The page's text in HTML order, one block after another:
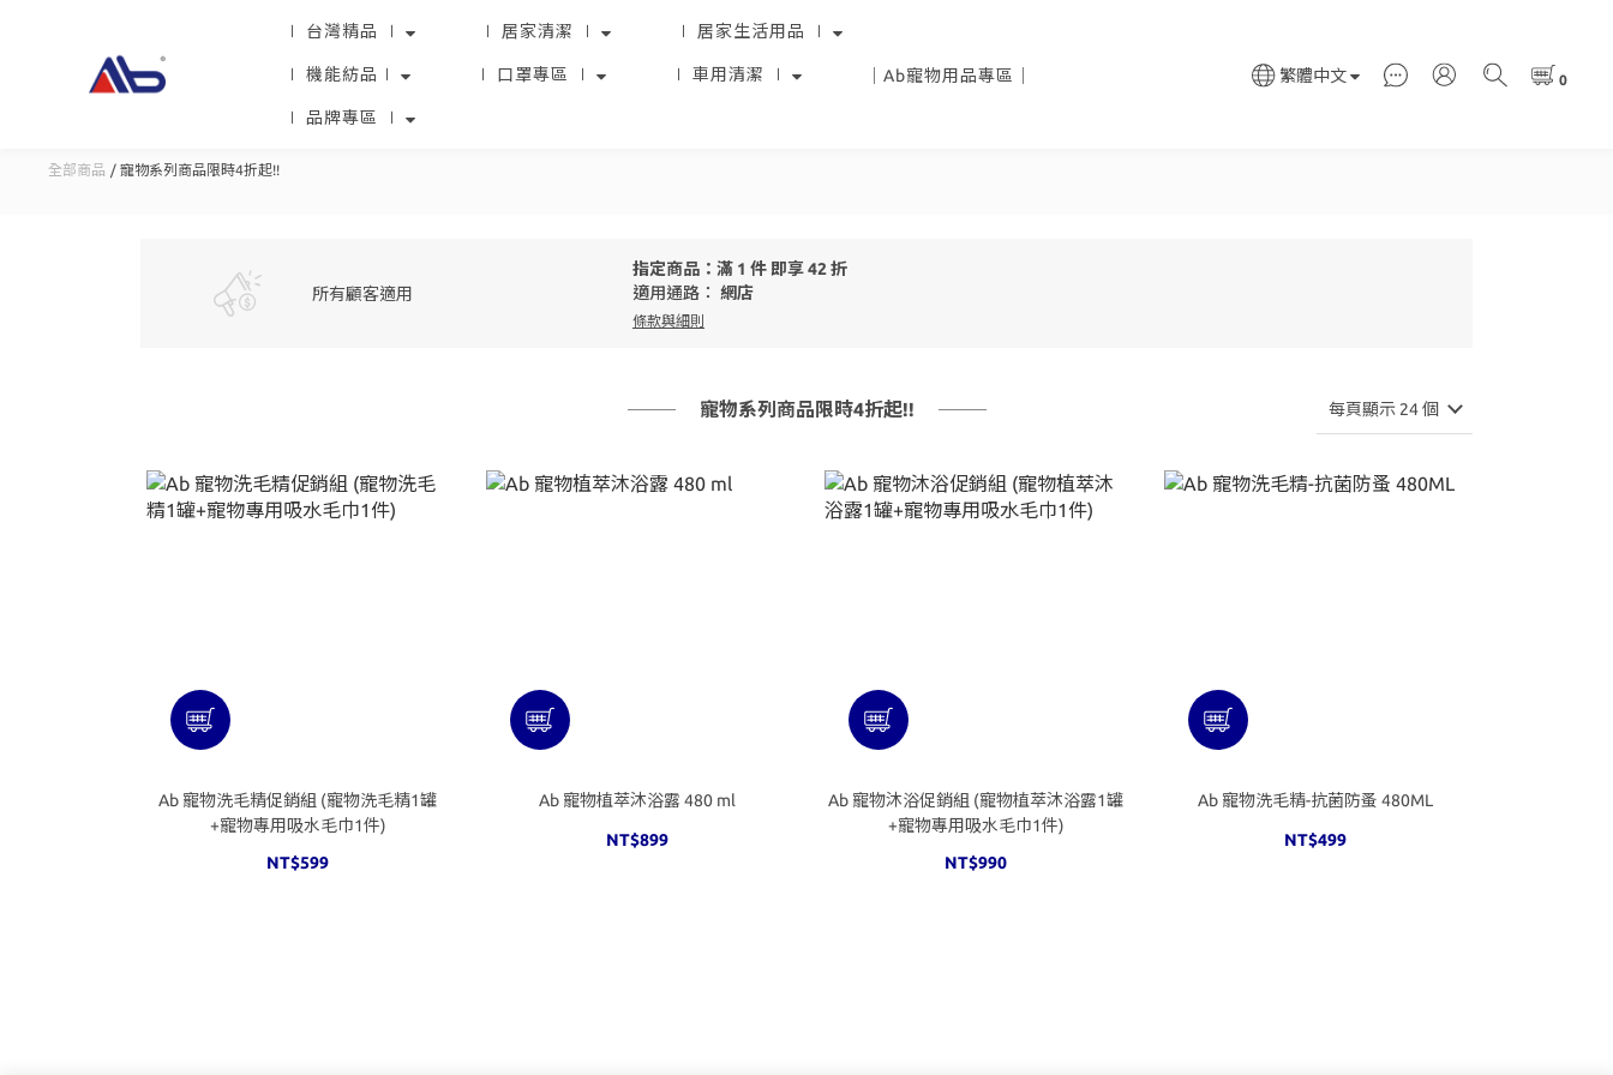
∣ 台灣精品 ∣ ∣ 居家清潔 ∣ ∣ 居家生活用品 ∣
∣ 機能紡品∣ ∣ 口罩專區 ∣ ∣ 車用清潔 ∣ ｜Ab寵物用品專區｜
∣ 品牌專區 ∣
繁體中文
全部商品 寵物系列商品限時4折起!!
所有顧客適用
指定商品：滿 1 件 即享 42 折
適用通路： 網店
條款與細則
寵物系列商品限時4折起!! 每頁顯示 24 個
Ab 寵物洗毛精促銷組 (寵物洗毛精1罐
+寵物專用吸水毛巾1件)
NT$599
Ab 寵物植萃沐浴露 480 ml
NT$899
Ab 寵物沐浴促銷組 (寵物植萃沐浴露1罐
+寵物專用吸水毛巾1件)
NT$990
Ab 寵物洗毛精-抗菌防蚤 480ML
NT$499